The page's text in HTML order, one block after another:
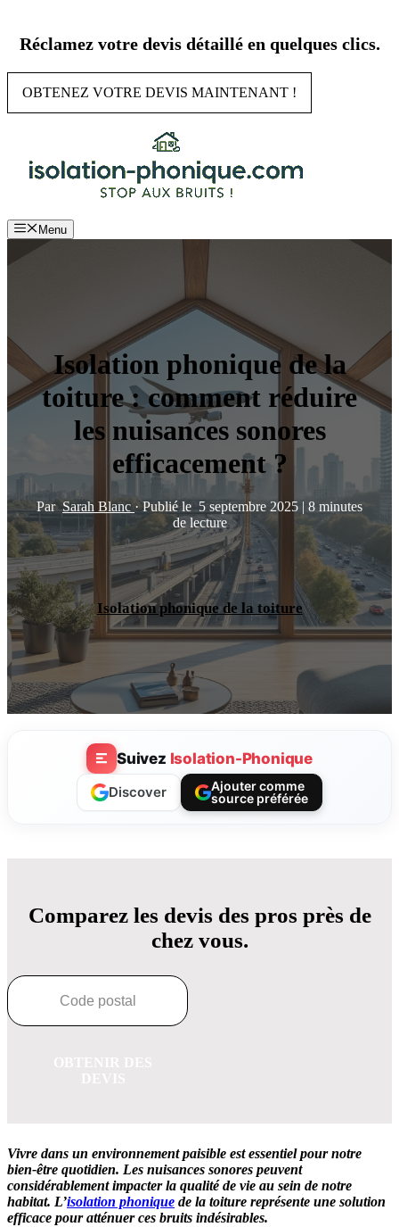
contenu
Réclamez votre devis détaillé en quelques clics.
OBTENEZ VOTRE DEVIS MAINTENANT !
Menu
Isolation phonique de la
toiture : comment réduire
les nuisances sonores
efficacement ?
ParSarah Blanc · Publié le 5 septembre 2025 | 8 minutes
de lecture
Isolation phonique de la toiture
Suivez Isolation-Phonique
Discover
Ajouter comme
source préférée
Comparez les devis des pros près de
chez vous.
Vivre dans un environnement paisible est essentiel pour notre
bien-être quotidien. Les nuisances sonores peuvent
considérablement impacter la qualité de vie au sein de notre
habitat. L’isolation phonique de la toiture représente une solution
efficace pour atténuer ces bruits indésirables.